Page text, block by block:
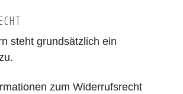
steht grundsätzlich ein
zum Widerrufsrecht